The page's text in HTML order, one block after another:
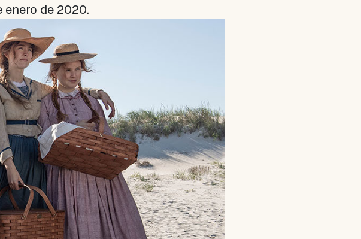
enero de 2020.